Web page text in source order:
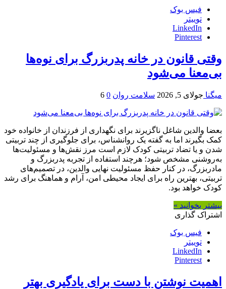
فیس بوک
توییتر
LinkedIn
Pinterest
وقتی قانون در خانه پدربزرگ برای نوه‌ها
بی‌معنا می‌شود
میگنا جولای 5, 2026 سلامت روان 0
6
بعضا والدین شاغل ناگزیرند برای نگهداری از فرزندان از خانواده خود
کمک بگیرند اما به گفته یک روانشناس، برای جلوگیری از چند تربیتی
شدن و یا تضاد تربیتی کودک لازم است مرز نقش‌ها و مسئولیت‌ها
به‌روشنی مشخص شود؛ هرچند استفاده از تجربه پدربزرگ و
مادربزرگ، در کنار حفظ مسئولیت نهایی والدین، در تصمیم‌های
تربیتی، بهترین راه برای ایجاد محیطی امن، آرام و هماهنگ برای رشد
کودک خواهد بود.
بیشتر بخوانید »
اشتراک گذاری
فیس بوک
توییتر
LinkedIn
Pinterest
اهمیت نوشتن با دست برای یادگیری بهتر